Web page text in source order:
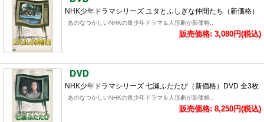
NHK少年ドラマシリーズ ユタとふしぎな仲間たち（新価格）
あのなつかしいNHKの青少年ドラマ＆人形劇が新価格..
販売価格: 3,080円(税込)
NHK少年ドラマシリーズ 七瀬ふたたび（新価格）DVD 全3枚
あのなつかしいNHKの青少年ドラマ＆人形劇が新価格..
販売価格: 8,250円(税込)